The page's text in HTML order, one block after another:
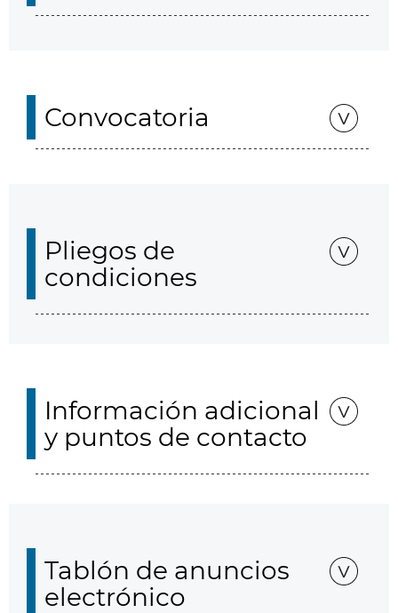
Convocatoria
Pliegos de
condiciones
Información adicional
y puntos de contacto
Tablón de anuncios
electrónico